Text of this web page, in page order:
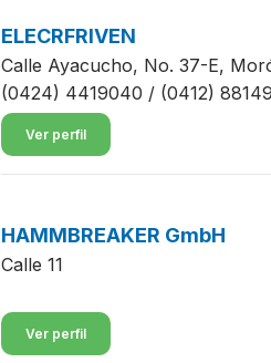
ELECRFRIVEN
Calle Ayacucho, No. 37-E,
(0424) 4419040 / (0412)
Ver perfil
HAMMBREAKER GmbH
Calle 11
Ver perfil